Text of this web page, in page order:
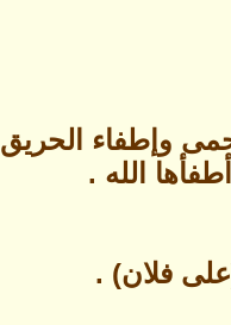
وإطفاء الحريق
الله .
فلان) .